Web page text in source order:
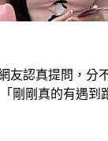
認真提問，
剛真的有遇